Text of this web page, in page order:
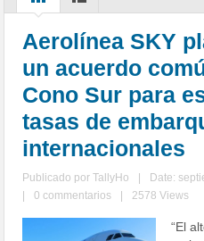
Aerolínea SKY
un acuerdo
Cono Sur para
tasas de
internacionales
Publicado porTallyHo
Date:
0 commentarios 2578 Views
“El